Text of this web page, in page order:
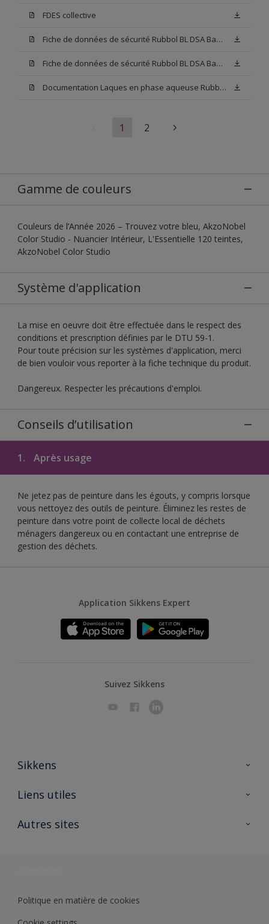
FDES collective
Fiche de données de sécurité Rubbol BL DSA Base N00
Fiche de données de sécurité Rubbol BL DSA Base W05
Documentation Laques en phase aqueuse Rubbol BL Velours
1 2
Gamme de couleurs
Couleurs de l’Année 2026 – Trouvez votre bleu, AkzoNobel
Color Studio - Nuancier Intérieur, L'Essentielle 120 teintes,
AkzoNobel Color Studio
Système d'application
La mise en oeuvre doit être effectuée dans le respect des
conditions et prescription définies par le DTU 59-1.
Pour toute précision sur les systèmes d'application, merci
de bien vouloir vous reporter à la fiche technique du produit.
Dangereux. Respecter les précautions d'emploi.
Conseils d’utilisation
1. Après usage
Ne jetez pas de peinture dans les égouts, y compris lorsque
vous nettoyez des outils de peinture. Éliminez les restes de
peinture dans votre point de collecte local de déchets
ménagers dangereux ou en contactant une entreprise de
gestion des déchets.
Application Sikkens Expert
Suivez Sikkens
Sikkens
A propos de Sikkens
Liens utiles
Ouvrir un magasin PASS
Autres sites
Politique en matière de cookies